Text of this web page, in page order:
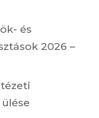
és
2026 –